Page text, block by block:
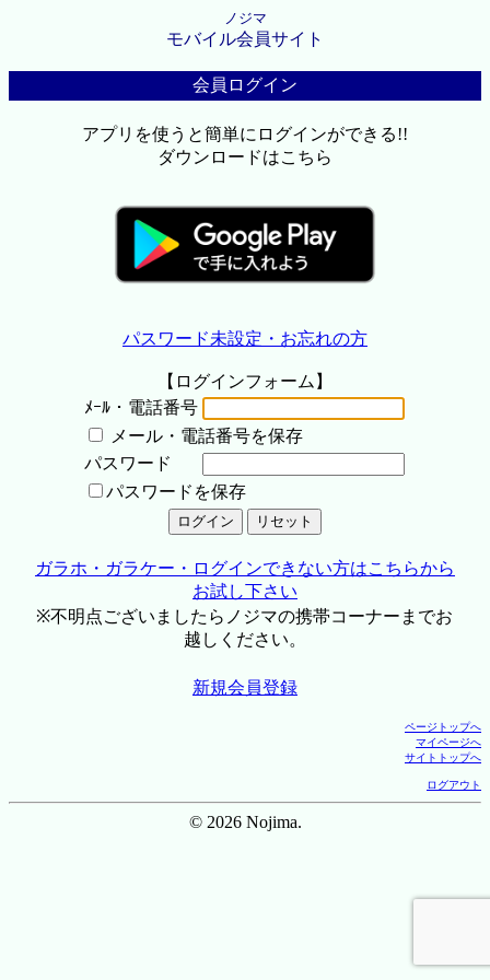
ノジマ
モバイル会員サイト
会員ログイン
アプリを使うと簡単にログインができる!!
ダウンロードはこちら
パスワード未設定・お忘れの方
【ログインフォーム】
ﾒｰﾙ・電話番号
メール・電話番号を保存
パスワード
パスワードを保存
ガラホ・ガラケー・ログインできない方はこちらから
お試し下さい
※不明点ございましたらノジマの携帯コーナーまでお
越しください。
新規会員登録
ページトップへ
マイページへ
サイトトップへ
ログアウト
© 2026 Nojima.